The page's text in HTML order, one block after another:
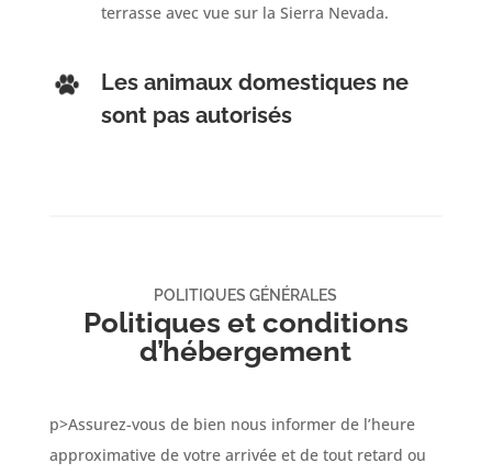
terrasse avec vue sur la Sierra Nevada.
Les animaux domestiques ne
sont pas autorisés
POLITIQUES GÉNÉRALES
Politiques et conditions
d’hébergement
p>Assurez-vous de bien nous informer de l’heure
approximative de votre arrivée et de tout retard ou